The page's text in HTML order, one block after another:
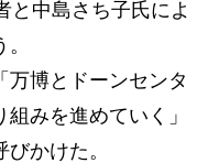
と中島さち子氏によ
博とドーンセンタ
みを進めていく」
かけた。